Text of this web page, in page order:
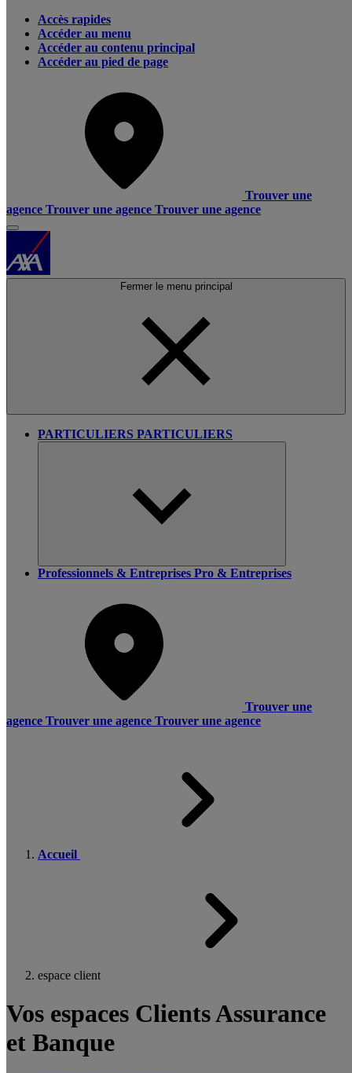
Accès rapides
Accéder au menu
Accéder au contenu principal
Accéder au pied de page
Trouver une
agence Trouver une agence Trouver une agence
Fermer le menu principal
PARTICULIERS PARTICULIERS
Professionnels & Entreprises Pro & Entreprises
Trouver une
agence Trouver une agence Trouver une agence
Accueil
espace client
Vos espaces Clients Assurance
et Banque